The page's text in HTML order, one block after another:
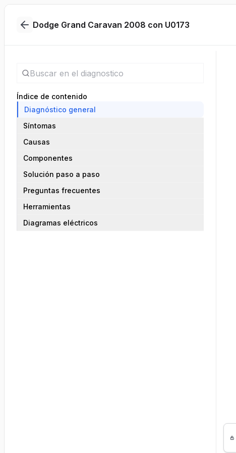
Dodge Grand Caravan 2008 con U0173
Índice de contenido
Diagnóstico general
Síntomas
Causas
Componentes
Solución paso a paso
Preguntas frecuentes
Herramientas
Diagramas eléctricos